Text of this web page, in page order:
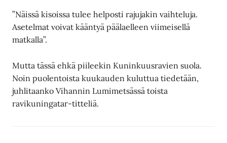
”Näissä kisoissa tulee helposti rajujakin vaihteluja.
Asetelmat voivat kääntyä päälaelleen viimeisellä
matkalla”.
Mutta tässä ehkä piileekin Kuninkuusravien suola.
Noin puolentoista kuukauden kuluttua tiedetään,
juhlitaanko Vihannin Lumimetsässä toista
ravikuningatar-titteliä.